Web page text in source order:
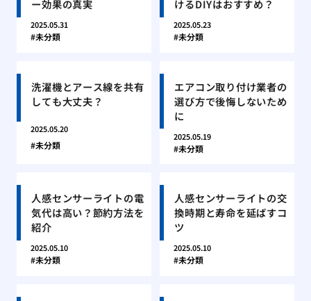
ー効果の真実
2025.05.31
未分類
けるDIYはおすすめ？
2025.05.23
未分類
洗濯機とアース線を共有
しても大丈夫？
2025.05.20
未分類
エアコン取り付け業者の
選び方で後悔しないため
に
2025.05.19
未分類
人感センサーライトの電
気代は高い？節約方法を
紹介
2025.05.10
未分類
人感センサーライトの交
換時期と寿命を延ばすコ
ツ
2025.05.10
未分類